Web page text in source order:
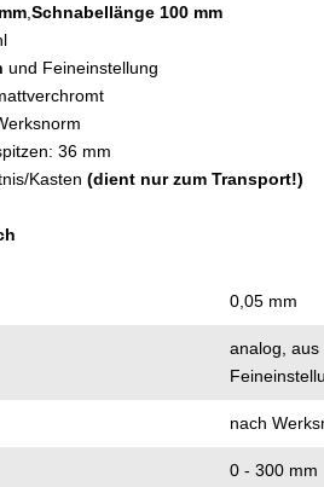
Schnabellänge 100 mm
und Feineinstellung
36 mm
Kasten (dient nur zum Transport!)
0,05 mm
analog ,
nach
0 - 300 mm